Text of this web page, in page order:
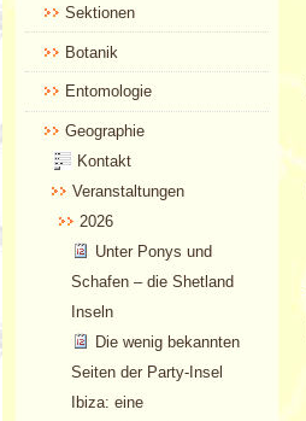
Sektionen
Botanik
Entomologie
Geographie
Kontakt
Veranstaltungen
2026
Unter Ponys und
Schafen – die Shetland
Inseln
Die wenig bekannten
Seiten der Party-Insel
Ibiza: eine